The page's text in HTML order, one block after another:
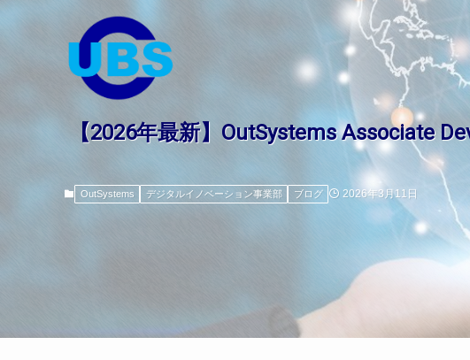
【2026年最新】OutSystems Associate
OutSystems デジタルイノベーション事業部 ブログ 2026年3月11日